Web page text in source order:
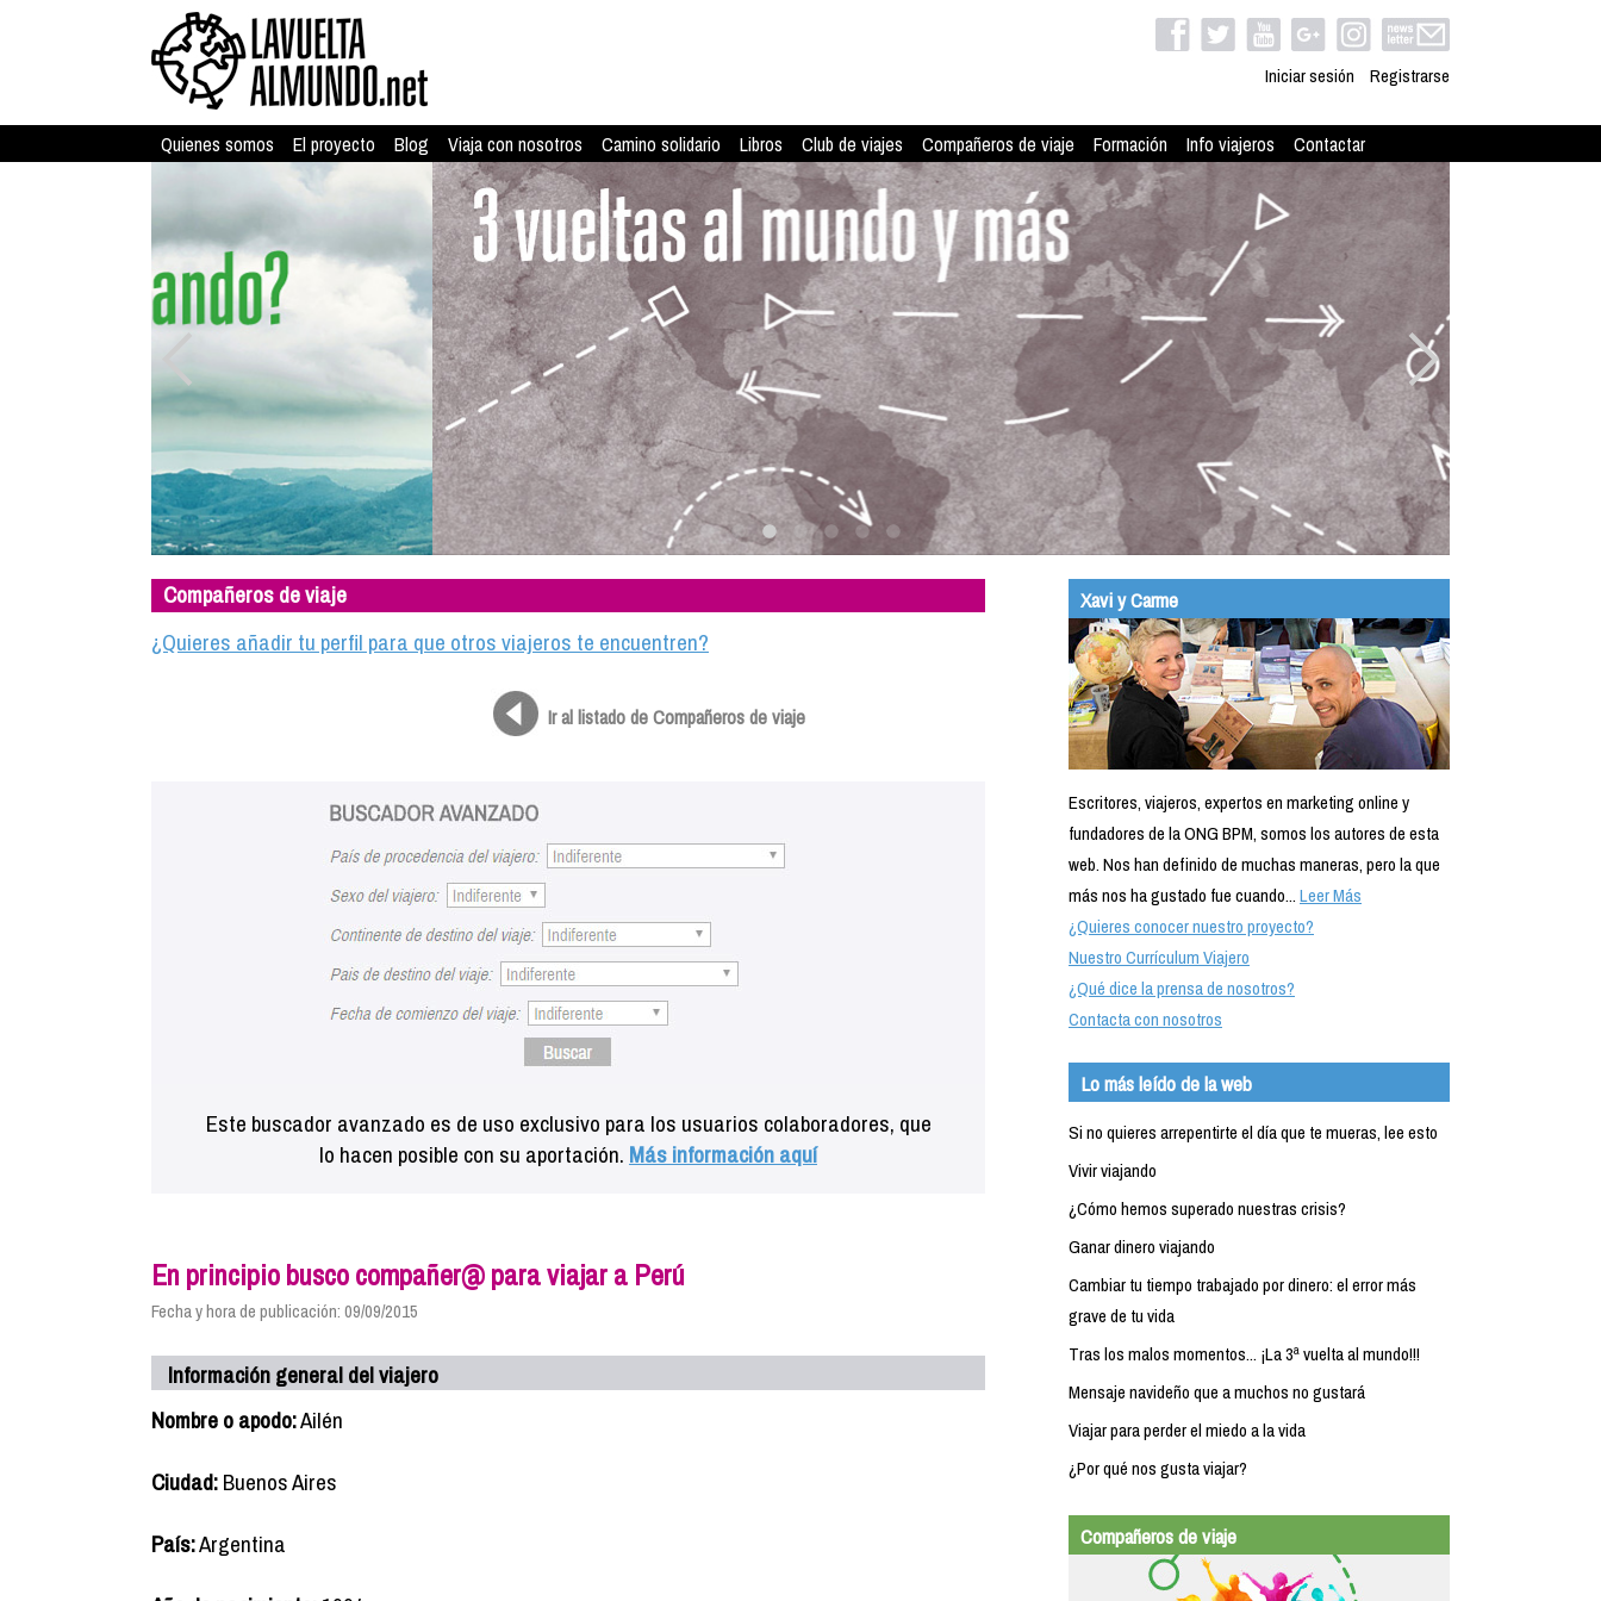
Iniciar sesión Registrarse
Quienes somos El proyecto Blog Viaja con nosotros Camino solidario Libros Club de viajes Compañeros de viaje Formación Info viajeros Contactar
Compañeros de viaje
¿Quieres añadir tu perfil para que otros viajeros te encuentren?
Ir al listado de Compañeros de viaje
Este buscador avanzado es de uso exclusivo para los usuarios colaboradores, que
lo hacen posible con su aportación. Más información aquí
En principio busco compañer@ para viajar a Perú
Fecha y hora de publicación: 09/09/2015
Información general del viajero
Nombre o apodo:Ailén
Ciudad:Buenos Aires
País:Argentina
Xavi y Carme
Escritores, viajeros, expertos en marketing online y
fundadores de la ONG BPM, somos los autores de esta
web. Nos han definido de muchas maneras, pero la que
más nos ha gustado fue cuando...Leer Más
¿Quieres conocer nuestro proyecto?
Nuestro Currículum Viajero
¿Qué dice la prensa de nosotros?
Contacta con nosotros
Lo más leído de la web
Si no quieres arrepentirte el día que te mueras, lee esto
Vivir viajando
¿Cómo hemos superado nuestras crisis?
Ganar dinero viajando
Cambiar tu tiempo trabajado por dinero: el error más
grave de tu vida
Tras los malos momentos... ¡La 3ª vuelta al mundo!!!
Mensaje navideño que a muchos no gustará
Viajar para perder el miedo a la vida
¿Por qué nos gusta viajar?
Compañeros de viaje